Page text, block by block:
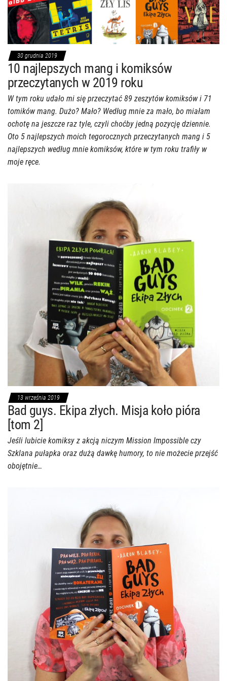
30 grudnia 2019
10 najlepszych mang i komiksów
przeczytanych w 2019 roku
W tym roku udało mi się przeczytać 89 zeszytów komiksów i 71
tomików mang. Dużo? Mało? Według mnie za mało, bo miałam
ochotę na jeszcze raz tyle, czyli choćby jedną pozycję dziennie.
Oto 5 najlepszych moich tegorocznych przeczytanych mang i 5
najlepszych według mnie komiksów, które w tym roku trafiły w
moje ręce.
13 września 2019
Bad guys. Ekipa złych. Misja koło pióra
[tom 2]
Jeśli lubicie komiksy z akcją niczym Mission Impossible czy
Szklana pułapka oraz dużą dawkę humory, to nie możecie przejść
obojętnie…